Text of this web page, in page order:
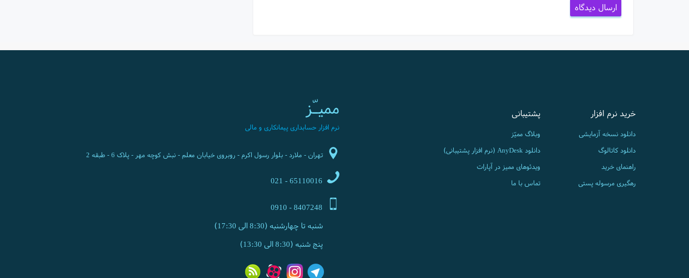
خرید نرم افزار
دانلود نسخه آزمایشی
دانلود کاتالوگ
راهنمای خرید
رهگیری مرسوله پستی
پشتیبانی
وبلاگ ممیّز
دانلود AnyDesk (نرم افزار پشتیبانی)
ویدئوهای ممیز در آپارات
تماس با ما
ممیـّز
نرم افزار حسابداری پیمانکاری و مالی
تهران - ملارد - بلوار رسول اکرم - روبروی خیابان معلم - نبش کوچه مهر - پلاک 6 - طبقه 2
شنبه تا چهارشنبه (8:30 الی 17:30)
پنج شنبه (8:30 الی 13:30)